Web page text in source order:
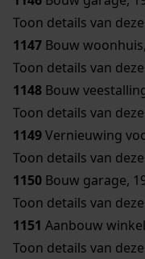
Toon details van
1147 Bouw
Toon details van
1148 Bouw
Toon details van
1149Vernieuwing
Toon details van
1150 Bouw garage,
Toon details van
1151 Aanbouw
Toon details van